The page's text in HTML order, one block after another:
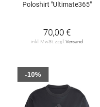
Poloshirt "Ultimate365"
70,00 €
inkl. MwSt. zzgl. Versand
-10%